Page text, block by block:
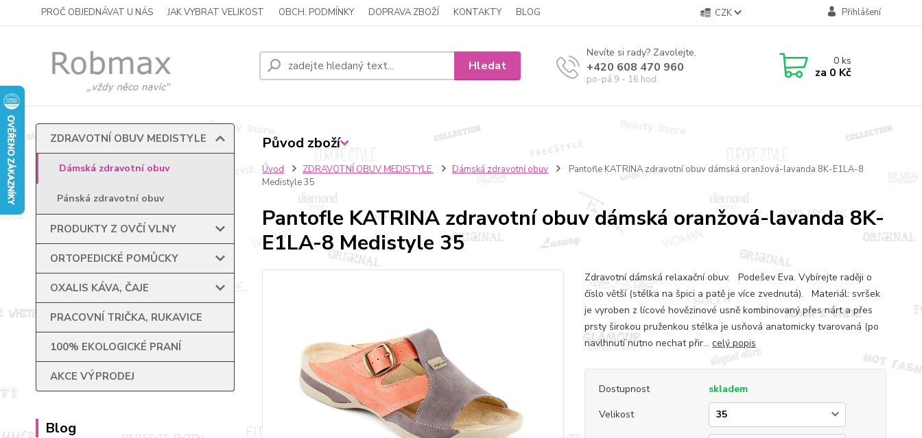
PROČ OBJEDNÁVAT U NÁS JAK VYBRAT VELIKOST OBCH. PODMÍNKY DOPRAVA ZBOŽÍ KONTAKTY BLOG CZK Přihlášení
Hledat
Nevíte si rady? Zavolejte.
+420 608 470 960
po-pá 9 - 16 hod.
0ks
za 0 Kč
ZDRAVOTNÍ OBUV MEDISTYLE
Dámská zdravotní obuv
Pánská zdravotní obuv
PRODUKTY Z OVČÍ VLNY
ORTOPEDICKÉ POMŮCKY
OXALIS KÁVA, ČAJE
PRACOVNÍ TRIČKA, RUKAVICE
100% EKOLOGICKÉ PRANÍ
AKCE VÝPRODEJ
Blog
Úvod ZDRAVOTNÍ OBUV MEDISTYLE Dámská zdravotní obuv
Pantofle KATRINA zdravotní obuv dámská oranžová-lavanda 8K-E1LA-8
Medistyle 35
Pantofle KATRINA zdravotní obuv dámská oranžová-lavanda 8K-
E1LA-8 Medistyle 35
Zdravotní dámská relaxační obuv. Podešev Eva. Vybírejte raději o
číslo větší (stélka na špici a patě je více zvednutá). Materiál: svršek
je vyroben z lícové hovězinové usně kombinovaný přes nárt a přes
prsty širokou pruženkou stélka je usňová anatomicky tvarovaná (po
navlhnutí nutno nechat přir... celý popis
Dostupnost
skladem
Velikost
Původ zboží